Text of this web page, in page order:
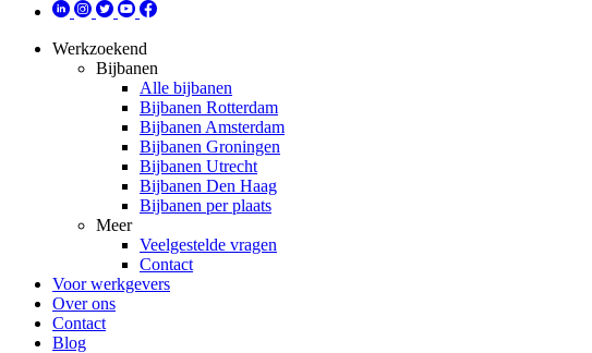
Werkzoekend
Bijbanen
Alle bijbanen
Bijbanen Rotterdam
Bijbanen Amsterdam
Bijbanen Groningen
Bijbanen Utrecht
Bijbanen Den Haag
Bijbanen per plaats
Meer
Veelgestelde vragen
Contact
Voor werkgevers
Over ons
Contact
Blog